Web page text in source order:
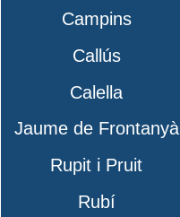
Campins
Callús
Calella
Jaume de Frontanyà
Rupit i Pruit
Rubí